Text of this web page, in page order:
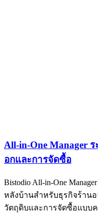
All-in-One Manager
อกและการจัดซื้อ
Bistodio All-in-One
หลังบ้านสำหรับธุรกิจร้านอ
วัตถุดิบและการจัดซื้อแบบค